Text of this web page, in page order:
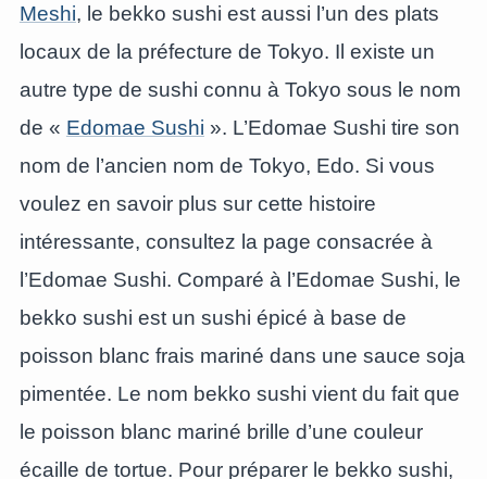
Meshi, le bekko sushi est aussi l’un des plats
locaux de la préfecture de Tokyo. Il existe un
autre type de sushi connu à Tokyo sous le nom
de « Edomae Sushi ». L’Edomae Sushi tire son
nom de l’ancien nom de Tokyo, Edo. Si vous
voulez en savoir plus sur cette histoire
intéressante, consultez la page consacrée à
l’Edomae Sushi. Comparé à l’Edomae Sushi, le
bekko sushi est un sushi épicé à base de
poisson blanc frais mariné dans une sauce soja
pimentée. Le nom bekko sushi vient du fait que
le poisson blanc mariné brille d’une couleur
écaille de tortue. Pour préparer le bekko sushi,